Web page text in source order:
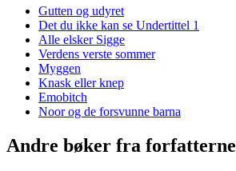
Gutten og udyret
Det du ikke kan se Undertittel 1
Alle elsker Sigge
Verdens verste sommer
Myggen
Knask eller knep
Emobitch
Noor og de forsvunne barna
Andre bøker fra forfatterne